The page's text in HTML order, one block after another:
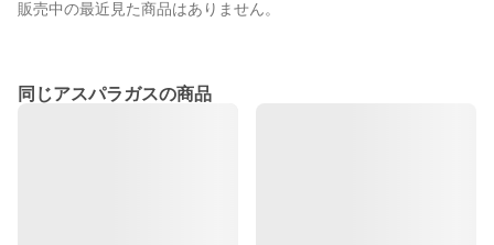
販売中の最近見た商品はありません。
同じアスパラガスの商品